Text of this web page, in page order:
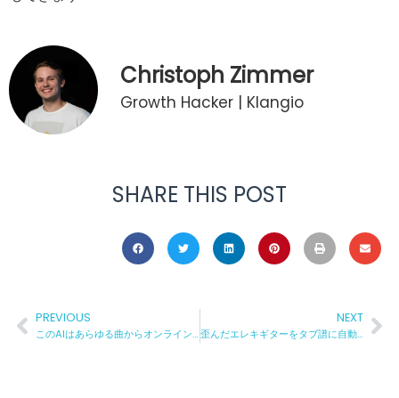
Christoph Zimmer
Growth Hacker | Klangio
SHARE THIS POST
PREVIOUS
このAIはあらゆる曲からオンラインでピアノ譜を作成します
NEXT
歪んだエレキギターをタブ譜に自動変換！